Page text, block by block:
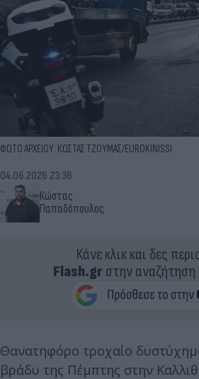
ΦΩΤΟ ΑΡΧΕΙΟΥ: ΚΩΣΤΑΣ ΤΖΟΥΜΑΣ/EUROKINISSI
Κώστας
Παπαδόπουλος
04.06.2026 23:36
Κάνε κλικ και δες
Flash.grστην αναζήτηση
Θανατηφόρο τροχαίο
βράδυ της Πέμπτης στην